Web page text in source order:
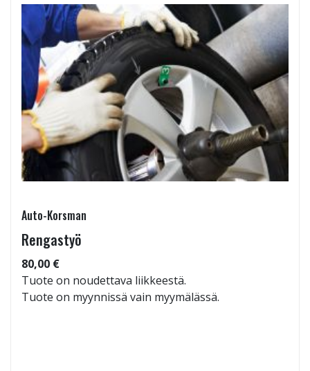
Auto-Korsman
Rengastyö
80,00 €
Tuote on noudettava liikkeestä.
Tuote on myynnissä vain myymälässä.